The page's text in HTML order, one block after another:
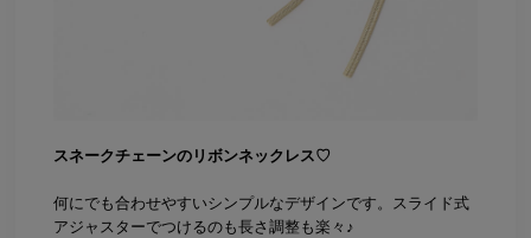
スネークチェーンのリボンネックレス♡
何にでも合わせやすいシンプルなデザインです。スライド式
アジャスターでつけるのも長さ調整も楽々♪